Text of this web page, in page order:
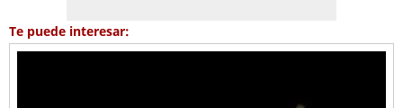
Te puede interesar: